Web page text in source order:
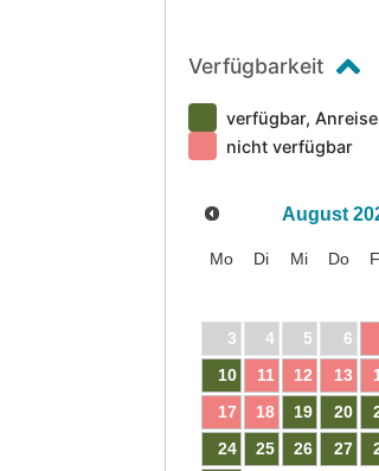
Verfügbarkeit
verfügbar,
nicht verfügbar
August
Mo Di Mi Do
3
4 5 6
10
11 12 13
17
18 19 20
24
25 26 27